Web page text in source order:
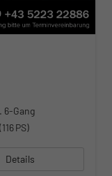
6-Gang
PS)
Details